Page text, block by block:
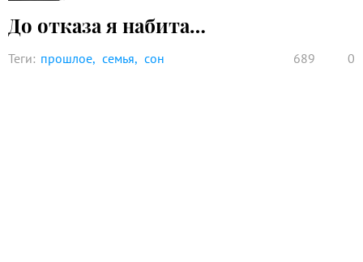
До отказа я набита…
Теги: прошлое семья сон 689 0